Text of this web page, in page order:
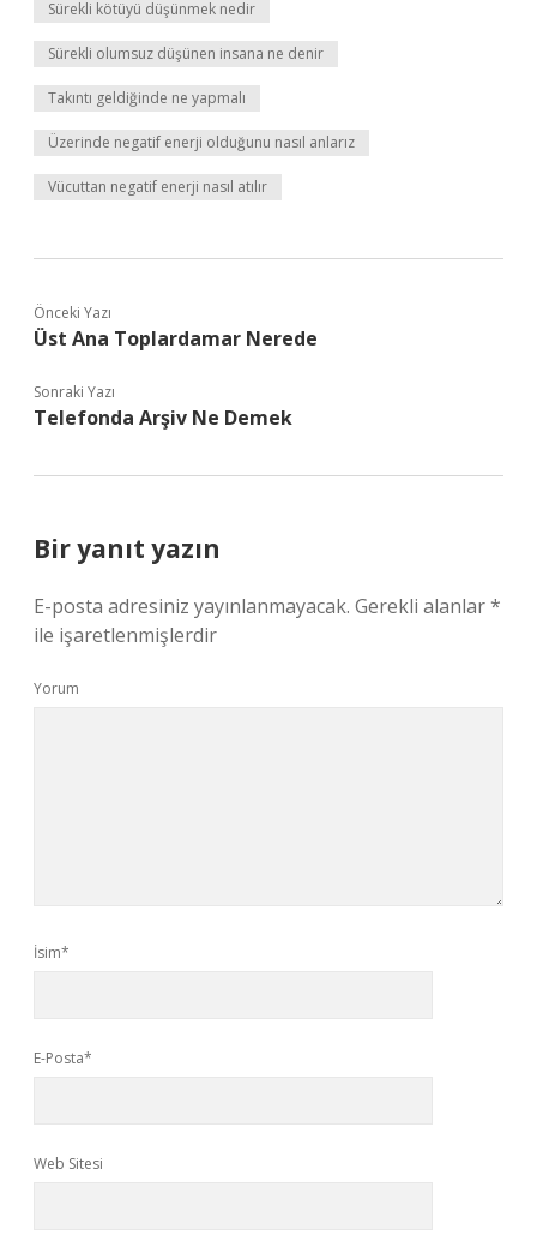
Sürekli kötüyü düşünmek nedir
Sürekli olumsuz düşünen insana ne denir
Takıntı geldiğinde ne yapmalı
Üzerinde negatif enerji olduğunu nasıl anlarız
Vücuttan negatif enerji nasıl atılır
Önceki Yazı
Üst Ana Toplardamar Nerede
Sonraki Yazı
Telefonda Arşiv Ne Demek
Bir yanıt yazın
E-posta adresiniz yayınlanmayacak. Gerekli alanlar*
ile işaretlenmişlerdir
Yorum
İsim*
E-Posta*
Web Sitesi